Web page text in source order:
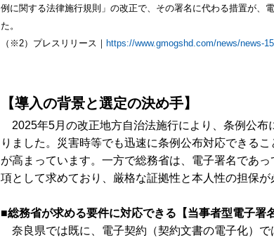
例に関する法律施行規則」の改正で、その署名に代わる措置が、
た。
（※2）プレスリリース｜ https://www.gmogshd.com/news/news-
【導入の背景と選定の決め手】
2025年5月の改正地方自治法施行により、条例公布
りました。災害時等でも迅速に条例公布対応できる
が高まっています。一方で総務省は、電子署名であ
項として求めており、厳格な証拠性と本人性の担保が
■総務省が求める要件に対応できる【当事者型電子署
奈良県では既に、電子契約（契約文書の電子化）